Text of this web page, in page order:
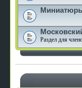
Раздел для